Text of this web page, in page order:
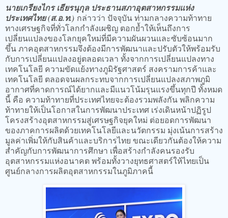
นายเกรียงไกร เธียรนุกุล ประธานสภาอุตสาหกรรมแห่ง
ประเทศไทย (ส.อ.ท.) กล่าวว่า ปัจจุบัน ท่ามกลางความท้าทาย
ทางเศรษฐกิจที่ทั่วโลกกำลังเผชิญ ตอกย้ำให้เห็นถึงการ
เปลี่ยนแปลงของโลกยุคใหม่ที่มีความผันผวนและซับซ้อนมาก
ขึ้น ภาคอุตสาหกรรมจึงต้องมีการพัฒนาและปรับตัวให้พร้อมรับ
กับการเปลี่ยนแปลงอยู่ตลอดเวลา ทั้งจากการเปลี่ยนแปลงทาง
เทคโนโลยี ความขัดแย้งทางภูมิรัฐศาสตร์ สงครามการค้าและ
เทคโนโลยี ตลอดจนผลกระทบจากการเปลี่ยนแปลงสภาพภูมิ
อากาศที่คาดการณ์ได้ยากและมีแนวโน้มรุนแรงขึ้นทุกปี ทั้งหมด
นี้ คือ ความท้าทายที่ประเทศไทยจะต้องรวมพลังกัน พลิกความ
ท้าทายให้เป็นโอกาสในการพัฒนาประเทศ เร่งเดินหน้าปฏิรูป
โครงสร้างอุตสาหกรรมสู่เศรษฐกิจยุคใหม่ ต่อยอดการพัฒนา
ของภาคการผลิตด้วยเทคโนโลยีและนวัตกรรม มุ่งเน้นการสร้าง
มูลค่าเพิ่มให้กับสินค้าและบริการไทย ขณะเดียวกันต้องให้ความ
สำคัญกับการพัฒนาการศึกษา เพื่อสร้างกำลังคนรองรับ
อุตสาหกรรมแห่งอนาคต พร้อมทั้งวางยุทธศาสตร์ให้ไทยเป็น
ศูนย์กลางการผลิตอุตสาหกรรมในภูมิภาคนี้